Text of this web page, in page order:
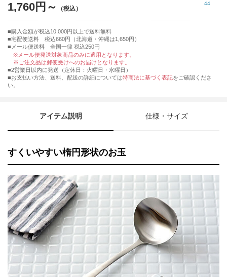
44
1,760円～
購入金額が税込10,000円以上で送料無料
宅配便送料 税込660円（北海道・沖縄は1,650円）
■メール便送料 全国一律 税込250円
※メール便発送対象商品のみに適用となります。
※ご注文品は郵便受けへのお届けとなります。
■2営業日以内に発送（定休日：火曜日・水曜日）
■お支払い方法、送料、配送の詳細については特商法に基づく表記をご確認くださ
い。
アイテム説明 仕様・サイズ
すくいやすい楕円形状のお玉